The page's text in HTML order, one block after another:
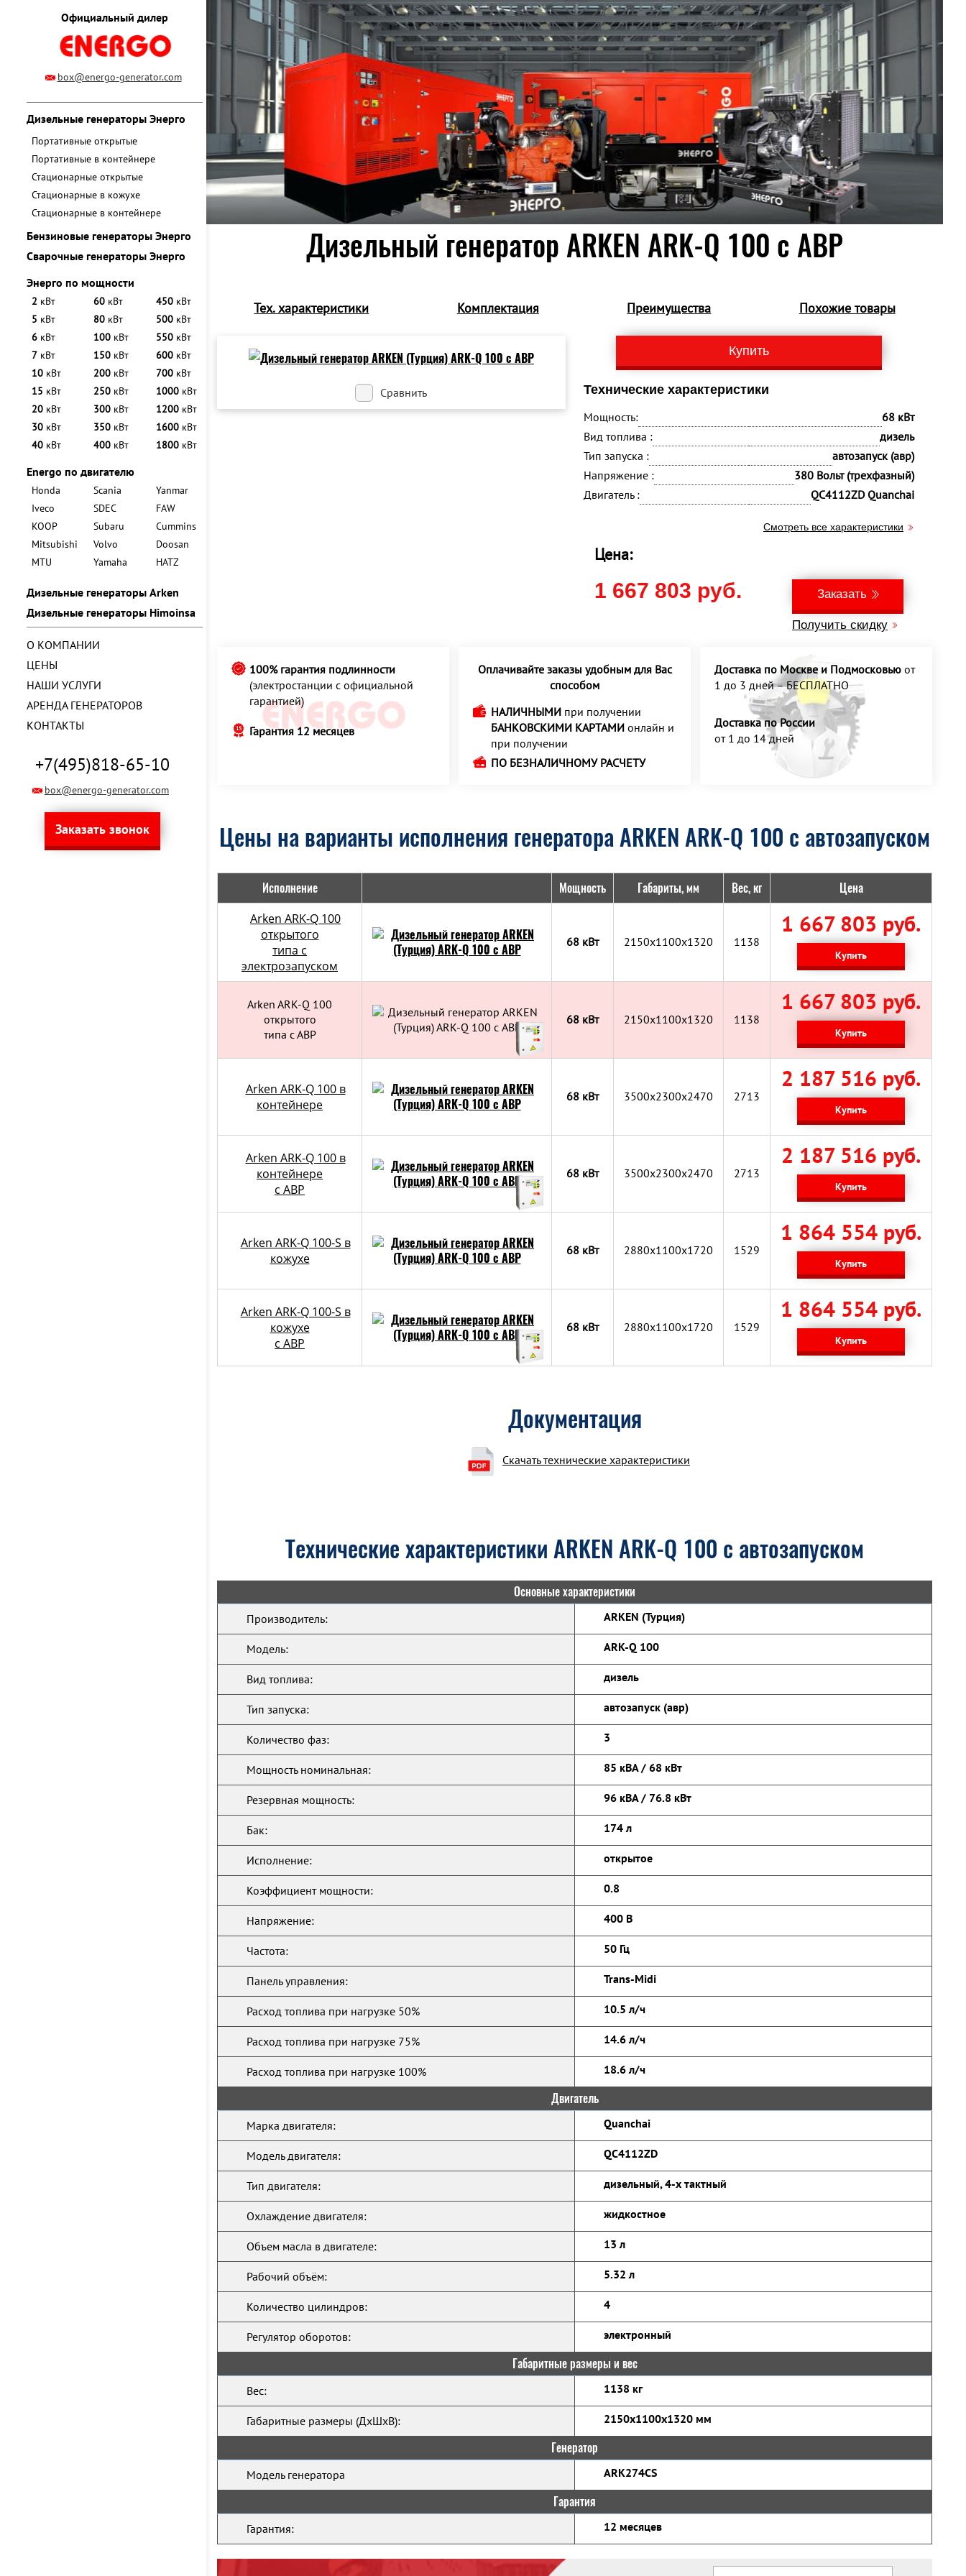
Официальный дилер
box@energo-generator.com
Дизельные генераторы Энерго
Портативные открытые
Портативные в контейнере
Стационарные открытые
Стационарные в кожухе
Стационарные в контейнере
Бензиновые генераторы Энерго
Сварочные генераторы Энерго
Энерго по мощности
2 кВт
5 кВт
6 кВт
7 кВт
10 кВт
15 кВт
20 кВт
30 кВт
40 кВт
60 кВт
80 кВт
100 кВт
150 кВт
200 кВт
250 кВт
300 кВт
350 кВт
400 кВт
450 кВт
500 кВт
550 кВт
600 кВт
700 кВт
1000 кВт
1200 кВт
1600 кВт
1800 кВт
Energo по двигателю
Honda
Iveco
KOOP
Mitsubishi
MTU
Scania
SDEC
Subaru
Volvo
Yamaha
Yanmar
FAW
Cummins
Doosan
HATZ
Дизельные генераторы Arken
Дизельные генераторы Himoinsa
О КОМПАНИИ
ЦЕНЫ
НАШИ УСЛУГИ
АРЕНДА ГЕНЕРАТОРОВ
КОНТАКТЫ
+7(495)818-65-10
box@energo-generator.com
Заказать звонок
Дизельный генератор ARKEN ARK-Q 100 c АВР
Тех. характеристики Комплектация Преимущества Похожие товары
Сравнить
Купить
Технические характеристики
Мощность:
68 кВт
Вид топлива :
дизель
Тип запуска :
автозапуск (авр)
Напряжение :
380 Вольт (трехфазный)
Двигатель :
QC4112ZD Quanchai
Смотреть все характеристики
Цена:
1 667 803 руб. Заказать
Получить скидку
100% гарантия подлинности
(электростанции с официальной
гарантией)
Гарантия 12 месяцев
Оплачивайте заказы удобным для Вас
способом
НАЛИЧНЫМИ при получении
БАНКОВСКИМИ КАРТАМИ онлайн и
при получении
ПО БЕЗНАЛИЧНОМУ РАСЧЕТУ
Доставка по Москве и Подмосковью от
1 до 3 дней – БЕСПЛАТНО
Доставка по России
от 1 до 14 дней
Цены на варианты исполнения генератора ARKEN ARK-Q 100 с автозапуском
Исполнение Мощность Габариты, мм Вес, кг Цена
Arken ARK-Q 100
открытого
типа с
электрозапуском
68 кВт 2150x1100x1320 1138
1 667 803 руб.
Купить
Arken ARK-Q 100
открытого
типа с АВР
68 кВт 2150x1100x1320 1138
1 667 803 руб.
Купить
Arken ARK-Q 100 в
контейнере
68 кВт 3500х2300х2470 2713
2 187 516 руб.
Купить
Arken ARK-Q 100 в
контейнере
c АВР
68 кВт 3500х2300х2470 2713
2 187 516 руб.
Купить
Arken ARK-Q 100-S в
кожухе
68 кВт 2880x1100x1720 1529
1 864 554 руб.
Купить
Arken ARK-Q 100-S в
кожухе
с АВР
68 кВт 2880x1100x1720 1529
1 864 554 руб.
Купить
Документация
Скачать технические характеристики
Технические характеристики ARKEN ARK-Q 100 с автозапуском
Основные характеристики
Производитель: ARKEN (Турция)
Модель: ARK-Q 100
Вид топлива: дизель
Тип запуска: автозапуск (авр)
Количество фаз: 3
Мощность номинальная: 85 кВА / 68 кВт
Резервная мощность: 96 кВА / 76.8 кВт
Бак: 174 л
Исполнение: открытое
Коэффициент мощности: 0.8
Напряжение: 400 В
Частота: 50 Гц
Панель управления: Trans-Midi
Расход топлива при нагрузке 50% 10.5 л/ч
Расход топлива при нагрузке 75% 14.6 л/ч
Расход топлива при нагрузке 100% 18.6 л/ч
Двигатель
Марка двигателя: Quanchai
Модель двигателя: QC4112ZD
Тип двигателя: дизельный, 4-х тактный
Охлаждение двигателя: жидкостное
Объем масла в двигателе: 13 л
Рабочий объём: 5.32 л
Количество цилиндров: 4
Регулятор оборотов: электронный
Габаритные размеры и вес
Вес: 1138 кг
Габаритные размеры (ДхШхВ): 2150x1100x1320 мм
Генератор
Модель генератора ARK274CS
Гарантия
Гарантия: 12 месяцев